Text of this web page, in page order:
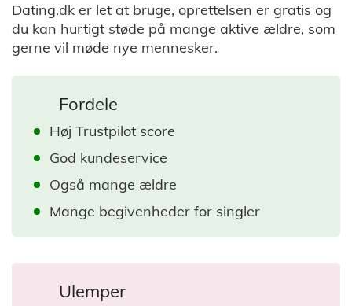
Dating.dk er let at bruge, oprettelsen er gratis og
du kan hurtigt støde på mange aktive ældre, som
gerne vil møde nye mennesker.
Fordele
Høj Trustpilot score
God kundeservice
Også mange ældre
Mange begivenheder for singler
Ulemper